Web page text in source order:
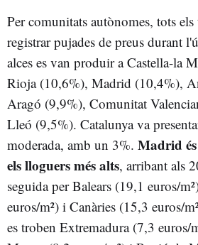
Per comunitats autònomes, tots
registrar pujades de preus durant
alces es van produir a Castella-la
Rioja (10,6%), Madrid (10,4%),
Aragó (9,9%), Comunitat
Lleó (9,5%). Catalunya va
moderada, amb un 3%. Madrid
els lloguers més alts, arribant als
seguida per Balears (19,1 euros/
euros/m²) i Canàries (15,3 euros/
es troben Extremadura (7,3 euros/